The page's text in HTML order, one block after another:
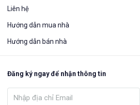
Liên hệ
Hướng dẫn mua nhà​
Hướng dẫn bán nhà
Đăng ký ngay để nhận thông tin